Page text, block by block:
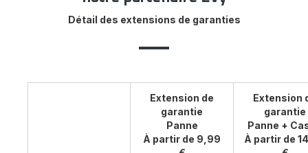
Détail des extensions de garanties
Extension de
garantie
Panne
À partir de 9,99
Extension
garantie
Panne +
À partir de